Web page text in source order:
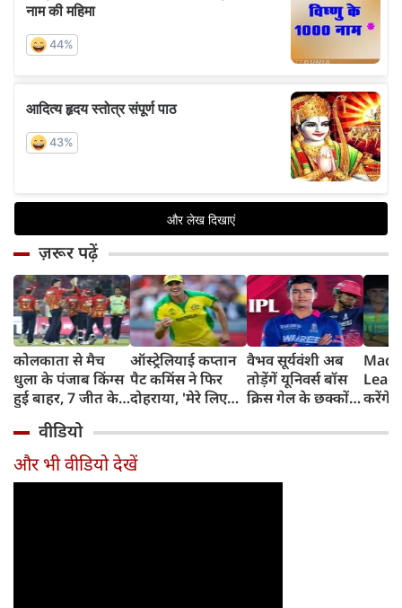
ज़रूर पढ़ें
कोलकाता से मैच
धुला के पंजाब किंग्स
हुई बाहर, 7 जीत के
ऑस्ट्रेलियाई कप्तान
पैट कमिंस ने फिर
दोहराया, 'मेरे लिए
वैभव सूर्यवंशी अब
तोड़ेंगें यूनिवर्स बॉस
क्रिस गेल के छक्कों
करेंगे
टीम में
वीडियो
और भी वीडियो देखें